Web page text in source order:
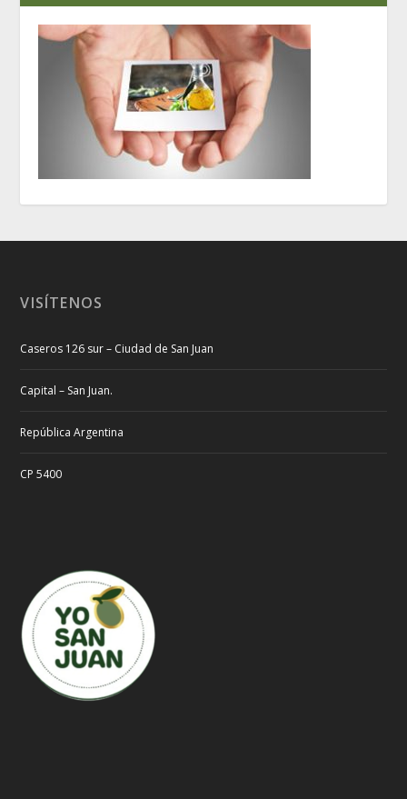
VISÍTENOS
Caseros 126 sur – Ciudad de San Juan
Capital – San Juan.
República Argentina
CP 5400